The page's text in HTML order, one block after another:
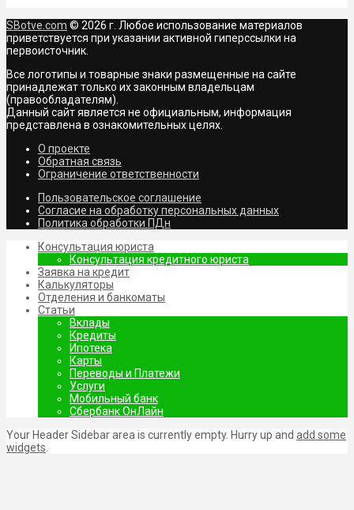
SBotve.com © 2026 г. Любое использование материалов
приветствуется при указании активной гиперссылки на
первоисточник.
Все логотипы и товарные знаки размещенные на сайте
принадлежат только их законным владельцам
(правообладателям).
Данный сайт является не официальным, информация
представлена в ознакомительных целях.
О проекте
Обратная связь
Ограничение ответственности
Пользовательское соглашение
Согласие на обработку персональных данных
Политика обработки ПДн
Консультация юриста
Консультация кредитного юриста
Заявка на кредит
Калькуляторы
Отделения и банкоматы
Статьи
Вклады
Кредиты
Ипотека
Карты
Переводы и Платежи
Услуги
Мобильный банк
Сбербанк ОнЛайн
Your Header Sidebar area is currently empty. Hurry up and add some
widgets